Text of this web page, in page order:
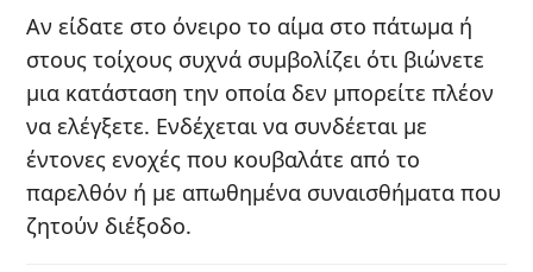
Αν είδατε στο όνειρο το αίμα στο πάτωμα ή
στους τοίχους συχνά συμβολίζει ότι βιώνετε
μια κατάσταση την οποία δεν μπορείτε πλέον
να ελέγξετε. Ενδέχεται να συνδέεται με
έντονες ενοχές που κουβαλάτε από το
παρελθόν ή με απωθημένα συναισθήματα που
ζητούν διέξοδο.